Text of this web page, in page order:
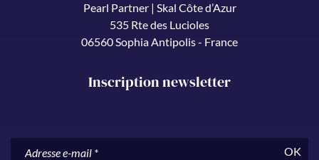
Pearl Partner | Skal Côte d’Azur
535 Rte des Lucioles
06560 Sophia Antipolis - France
Inscription newsletter
OK